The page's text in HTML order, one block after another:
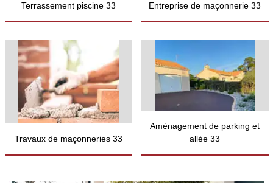
Terrassement piscine 33 Entreprise de maçonnerie 33
Travaux de maçonneries 33
Aménagement de parking et
allée 33